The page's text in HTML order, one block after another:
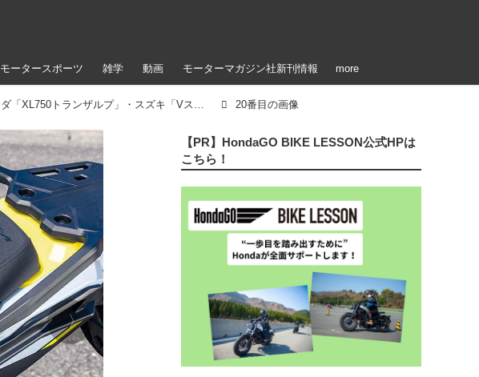
モータースポーツ 雑学 動画 モーターマガジン社新刊情報 more
【写真22枚】ホンダ「XL750トランザルプ」・スズキ「Vストローム 800DE」 20番目の画像
【PR】HondaGO BIKE LESSON公式HPは
こちら！